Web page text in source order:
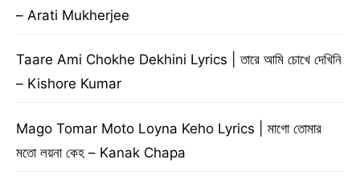
– Arati Mukherjee
Taare Ami Chokhe Dekhini Lyrics | তারে আমি চোখে দেখিনি
– Kishore Kumar
Mago Tomar Moto Loyna Keho Lyrics | মাগো তোমার
মতো লয়না কেহ – Kanak Chapa